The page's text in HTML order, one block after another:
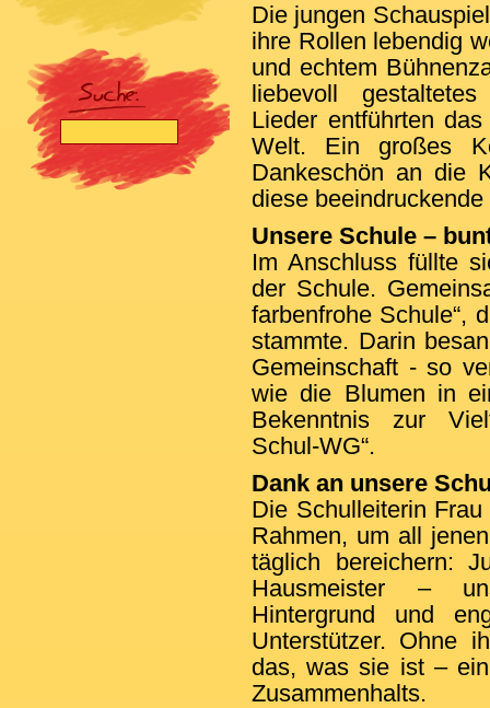
Die jungen
ihre Rollen lebendig
und echtem
liebevoll
Lieder entführten
Welt. Ein großes
Dankeschön an die
diese
Unsere Schule –
Im Anschluss füllte
der Schule.
farbenfrohe Schule“,
stammte. Darin
Gemeinschaft - so
wie die Blumen in
Bekenntnis zur
Schul-WG“.
Dank an unsere
Die Schulleiterin
Rahmen, um all
täglich bereichern:
Hausmeister –
Hintergrund und
Unterstützer. Ohne
das, was sie ist –
Zusammenhalts.